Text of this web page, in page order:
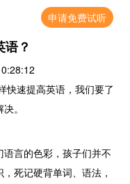
申请免费试听
语？
速提高英语，我们要了
。
言的色彩，孩子们并不
死记硬背单词、语法，